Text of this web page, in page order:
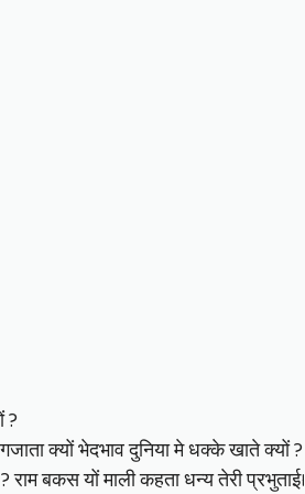
?
क्यों भेदभाव दुनिया मे धक्के खाते क्यों ?
राम बकस यों माली कहता धन्य तेरी प्रभुताई।